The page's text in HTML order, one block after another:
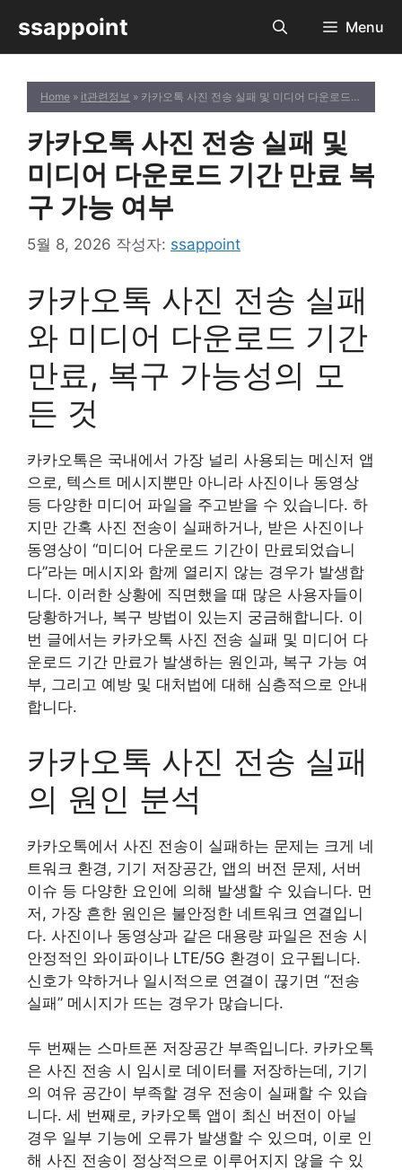
츠
ssappoint Menu
Home » it관련정보 » 카카오톡 사진 전송 실패 및 미디어 다운로드 기간 만료 복구 가능 여부
카카오톡 사진 전송 실패 및
미디어 다운로드 기간 만료 복
구 가능 여부
5월 8, 2026 작성자: ssappoint
카카오톡 사진 전송 실패
와 미디어 다운로드 기간
만료, 복구 가능성의 모
든 것
카카오톡은 국내에서 가장 널리 사용되는 메신저 앱
으로, 텍스트 메시지뿐만 아니라 사진이나 동영상
등 다양한 미디어 파일을 주고받을 수 있습니다. 하
지만 간혹 사진 전송이 실패하거나, 받은 사진이나
동영상이 “미디어 다운로드 기간이 만료되었습니
다”라는 메시지와 함께 열리지 않는 경우가 발생합
니다. 이러한 상황에 직면했을 때 많은 사용자들이
당황하거나, 복구 방법이 있는지 궁금해합니다. 이
번 글에서는 카카오톡 사진 전송 실패 및 미디어 다
운로드 기간 만료가 발생하는 원인과, 복구 가능 여
부, 그리고 예방 및 대처법에 대해 심층적으로 안내
합니다.
카카오톡 사진 전송 실패
의 원인 분석
카카오톡에서 사진 전송이 실패하는 문제는 크게 네
트워크 환경, 기기 저장공간, 앱의 버전 문제, 서버
이슈 등 다양한 요인에 의해 발생할 수 있습니다. 먼
저, 가장 흔한 원인은 불안정한 네트워크 연결입니
다. 사진이나 동영상과 같은 대용량 파일은 전송 시
안정적인 와이파이나 LTE/5G 환경이 요구됩니다.
신호가 약하거나 일시적으로 연결이 끊기면 “전송
실패” 메시지가 뜨는 경우가 많습니다.
두 번째는 스마트폰 저장공간 부족입니다. 카카오톡
은 사진 전송 시 임시로 데이터를 저장하는데, 기기
의 여유 공간이 부족할 경우 전송이 실패할 수 있습
니다. 세 번째로, 카카오톡 앱이 최신 버전이 아닐
경우 일부 기능에 오류가 발생할 수 있으며, 이로 인
해 사진 전송이 정상적으로 이루어지지 않을 수 있